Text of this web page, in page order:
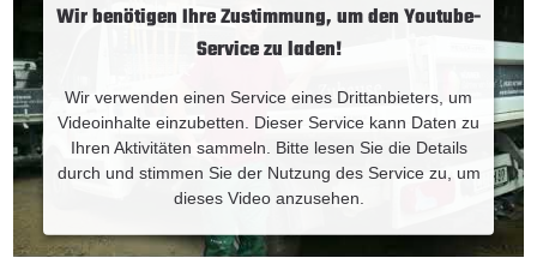
Wir benötigen Ihre Zustimmung, um den Youtube-
Service zu laden!
Wir verwenden einen Service eines Drittanbieters, um
Videoinhalte einzubetten. Dieser Service kann Daten zu
Ihren Aktivitäten sammeln. Bitte lesen Sie die Details
durch und stimmen Sie der Nutzung des Service zu, um
dieses Video anzusehen.